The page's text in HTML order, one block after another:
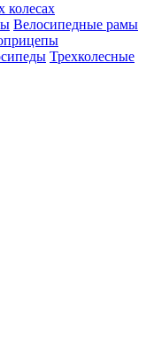
колесах
Велосипедные рамы
Трехколесные